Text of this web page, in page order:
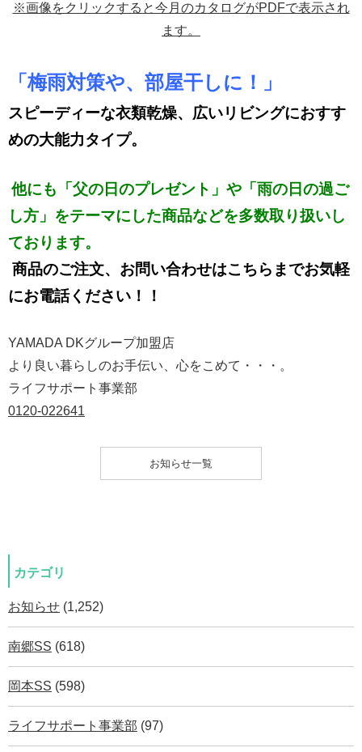
※画像をクリックすると今月のカタログがPDFで表示され
ます。
「梅雨対策や、部屋干しに！」
スピーディーな衣類乾燥、 広いリビングにおすす
めの大能力タイプ。
他にも「父の日のプレゼント」や「雨の日の過ご
し方」をテーマにした商品などを多数取り扱いし
ております。
商品のご注文、お問い合わせはこちらまでお気軽
にお電話ください！！
YAMADA DKグループ加盟店
より良い暮らしのお手伝い、心をこめて・・・。
ライフサポート事業部
0120-022641
お知らせ一覧
カテゴリ
お知らせ (1,252)
南郷SS (618)
岡本SS (598)
ライフサポート事業部 (97)